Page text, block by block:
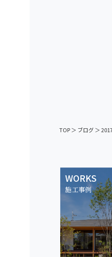
TOP＞ ブログ＞
WORKS
施工事例